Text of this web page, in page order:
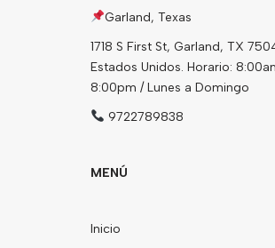
Garland, Texas
1718 S First St, Garland, TX
Estados Unidos. Horario:
8:00pm / Lunes a Domingo
9722789838
MENÚ
Inicio